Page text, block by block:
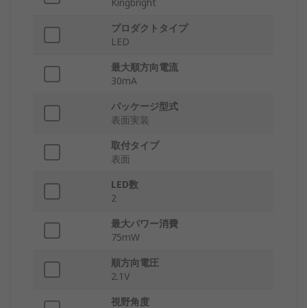
Kingbright
プロダクトタイプ
LED
最大順方向電流
30mA
パッケージ型式
表面実装
取付タイプ
表面
LED数
2
最大パワー消費
75mW
順方向電圧
2.1V
視野角度